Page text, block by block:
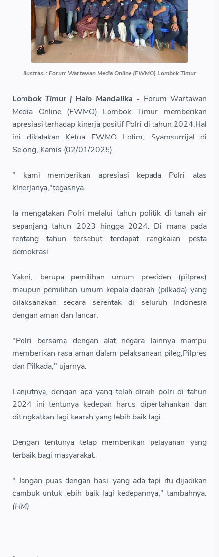
Ilustrasi : Forum Wartawan Media Online (FWMO) Lombok Timur
Lombok Timur | Halo Mandalika - Forum Wartawan
Media Online (FWMO) Lombok Timur memberikan
apresiasi terhadap kinerja positif Polri di tahun 2024.Hal
ini dikatakan Ketua FWMO Lotim, Syamsurrijal di
Selong, Kamis (02/01/2025).
" kami memberikan apresiasi kepada Polri atas
kinerjanya,"tegasnya.
Ia mengatakan Polri melalui tahun politik di tanah air
sepanjang tahun 2023 hingga 2024. Di mana pada
rentang tahun tersebut terdapat rangkaian pesta
demokrasi.
Yakni, berupa pemilihan umum presiden (pilpres)
maupun pemilihan umum kepala daerah (pilkada) yang
dilaksanakan secara serentak di seluruh Indonesia
dengan aman dan lancar.
"Polri bersama dengan alat negara lainnya mampu
memberikan rasa aman dalam pelaksanaan pileg,Pilpres
dan Pilkada," ujarnya.
Lanjutnya, dengan apa yang telah diraih polri di tahun
2024 ini tentunya kedepan harus dipertahankan dan
ditingkatkan lagi kearah yang lebih baik lagi.
Dengan tentunya tetap memberikan pelayanan yang
terbaik bagi masyarakat.
" Jangan puas dengan hasil yang ada tapi itu dijadikan
cambuk untuk lebih baik lagi kedepannya," tambahnya.
(HM)